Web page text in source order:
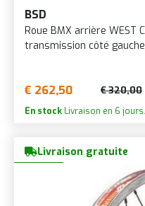
BSD
Roue BMX arrière WEST
transmission côté gauche
€ 262,50 € 320,00
En stock Livraison en 6 jours.
Livraison gratuite